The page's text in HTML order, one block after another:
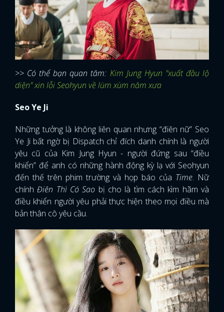
>> Có thể bạn quan tâm: Kim Jung Hyun "xuất đầu lộ
diện" xin lỗi Seohyun về lùm xùm năm xưa
Seo Ye Ji
Những tưởng là không liên quan nhưng “điên nữ” Seo
Ye Ji bất ngờ bị Dispatch chỉ đích danh chính là người
yêu cũ của Kim Jung Hyun - người đứng sau “điều
khiển” để anh có những hành động kỳ lạ với Seohyun
đến thế trên phim trường và họp báo của Time. Nữ
chínhĐiên Thì Có Sao bị cho là tìm cách kìm hãm và
điều khiển người yêu phải thực hiện theo mọi điều mà
bản thân cô yêu cầu.